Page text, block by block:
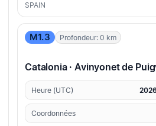
SPAIN
M1.3 Profondeur: 0 km
Catalonia · Avinyonet de
Heure (UTC)
Coordonnées